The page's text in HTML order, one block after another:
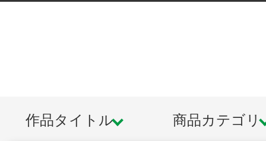
作品タイトル 商品カテゴリ